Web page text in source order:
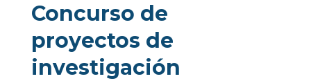
Concurso de
proyectos de
investigación